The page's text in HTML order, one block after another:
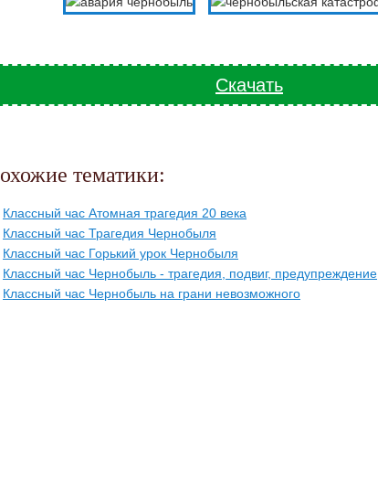
Скачать
Похожие тематики:
Классный час Атомная трагедия 20 века
Классный час Трагедия Чернобыля
Классный час Горький урок Чернобыля
Классный час Чернобыль - трагедия, подвиг, предупреждение
Классный час Чернобыль на грани невозможного